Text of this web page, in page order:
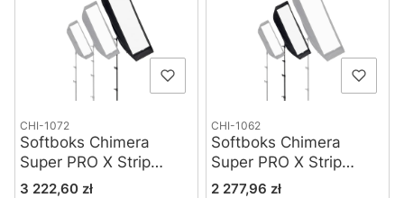
CHI-1072
Softboks Chimera
Super PRO X Strip
(silver) - Large
Cena
3 222,60 zł
CHI-1062
Softboks Chimera
Super PRO X Strip
(silver) - Medium
Cena
2 277,96 zł